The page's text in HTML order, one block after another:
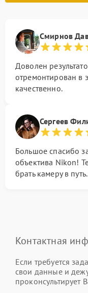
Смирнов
Доволен
отремонтирован в
качественно.
Сергеев
Большое спасибо
объектива Nikon!
брать камеру в путь.
Контактная
Если требуется
свои данные и
проконсультирует